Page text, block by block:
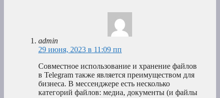
admin
29 июня, 2023 в 11:09 пп
Совместное использование и хранение файлов
в Telegram также является преимуществом для
бизнеса. В мессенджере есть несколько
категорий файлов: медиа, документы (и файлы